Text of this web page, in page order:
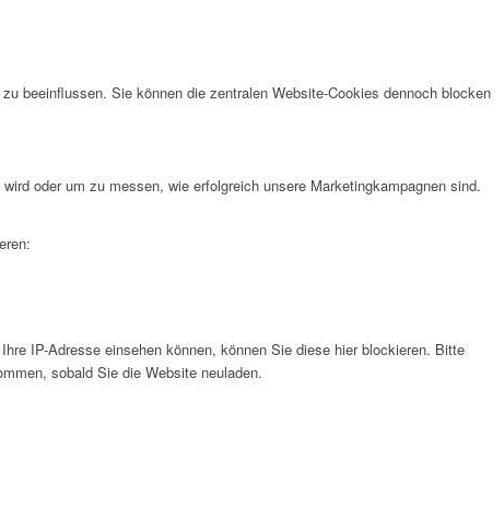
beeinflussen. Sie können die zentralen Website-Cookies dennoch blocken
oder um zu messen, wie erfolgreich unsere Marketingkampagnen sind.
IP-Adresse einsehen können, können Sie diese hier blockieren. Bitte
sobald Sie die Website neuladen.